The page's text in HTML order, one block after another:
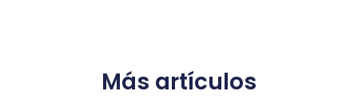
Más artículos